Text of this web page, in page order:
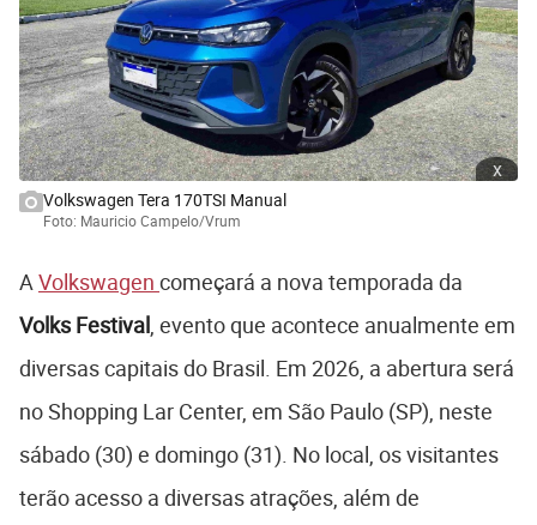
x
Volkswagen Tera 170TSI Manual
Foto: Mauricio Campelo/Vrum
AVolkswagen começará a nova temporada da
Volks Festival, evento que acontece anualmente em
diversas capitais do Brasil. Em 2026, a abertura será
no Shopping Lar Center, em São Paulo (SP), neste
sábado (30) e domingo (31). No local, os visitantes
terão acesso a diversas atrações, além de